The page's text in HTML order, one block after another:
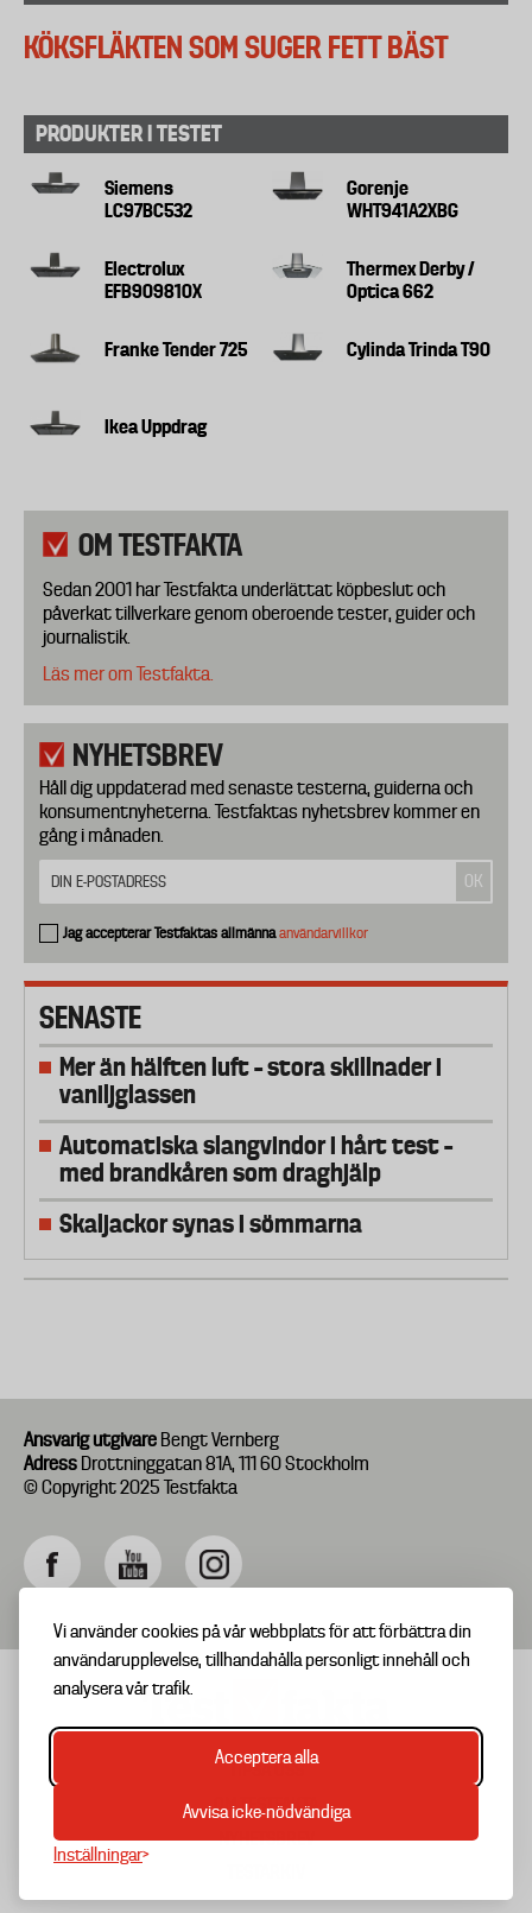
Vi använder cookies på vår webbplats för att förbättra din
användarupplevelse, tillhandahålla personligt innehåll och
analysera vår trafik.
Acceptera alla
Avvisa icke-nödvändiga
Inställningar
KÖKSFLÄKTEN SOM SUGER FETT BÄST
PRODUKTER I TESTET
Siemens
LC97BC532
Gorenje
WHT941A2XBG
Electrolux
EFB90981OX
Thermex Derby /
Optica 662
Franke Tender 725 Cylinda Trinda T90
Ikea Uppdrag
OM TESTFAKTA
Sedan 2001 har Testfakta underlättat köpbeslut och
påverkat tillverkare genom oberoende tester, guider och
journalistik.
Läs mer om Testfakta.
NYHETSBREV
Håll dig uppdaterad med senaste testerna, guiderna och
konsumentnyheterna. Testfaktas nyhetsbrev kommer en
gång i månaden.
Jag accepterar Testfaktas allmännaanvändarvillkor
SENASTE
Mer än hälften luft – stora skillnader i
vaniljglassen
Automatiska slangvindor i hårt test –
med brandkåren som draghjälp
Skaljackor synas i sömmarna
Ansvarig utgivare Bengt Vernberg
Adress Drottninggatan 81A, 111 60 Stockholm
© Copyright 2025 Testfakta
Footer
menu
TIPSA OSS
OM TESTFAKTA
NYHETSBREV